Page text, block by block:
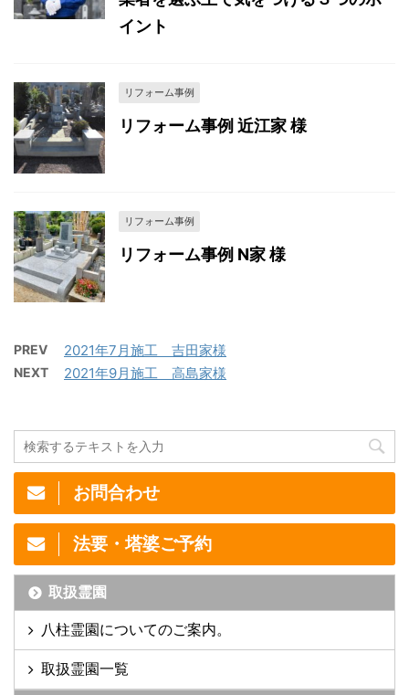
イント
リフォーム事例
リフォーム事例 近江家 様
リフォーム事例
リフォーム事例 N家 様
PREV 2021年7月施工 吉田家様
NEXT 2021年9月施工 高島家様
お問合わせ
法要・塔婆ご予約
取扱霊園
八柱霊園についてのご案内。
取扱霊園一覧